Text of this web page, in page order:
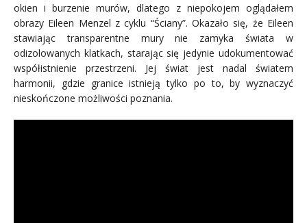
okien i burzenie murów, dlatego z niepokojem oglądałem
obrazy Eileen Menzel z cyklu “Ściany”. Okazało się, że Eileen
stawiając transparentne mury nie zamyka świata w
odizolowanych klatkach, starając się jedynie udokumentować
współistnienie przestrzeni. Jej świat jest nadal światem
harmonii, gdzie granice istnieją tylko po to, by wyznaczyć
nieskończone możliwości poznania.